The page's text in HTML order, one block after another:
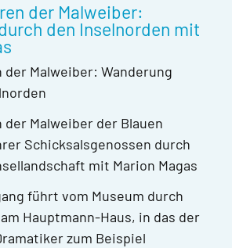
der Malweiber:
den Inselnorden mit
der Malweiber: Wanderung
der Malweiber der Blauen
Schicksalsgenossen durch
mit Marion Magas
führt vom Museum durch
Hauptmann-Haus, in das der
zum Beispiel